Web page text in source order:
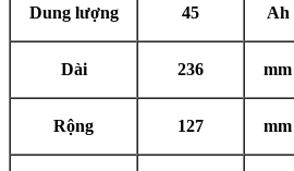
Dung lượng 45 Ah
Dài 236 mm
Rộng 127 mm